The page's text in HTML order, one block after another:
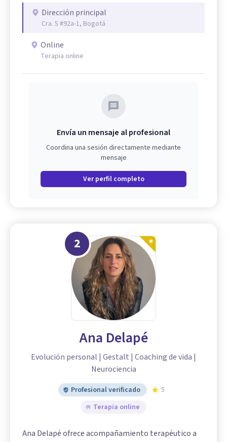
Dirección principal
Cra. 5 #92a-1, Bogotá
Online
Terapia online
Envía un mensaje al profesional
Coordina una sesión directamente mediante
mensaje
Ver perfil completo
2
Ana Delapé
Evolución personal | Gestalt | Coaching de vida |
Neurociencia
Profesional verificado
5
Terapia online
Ana Delapé ofrece acompañamiento terapéutico a